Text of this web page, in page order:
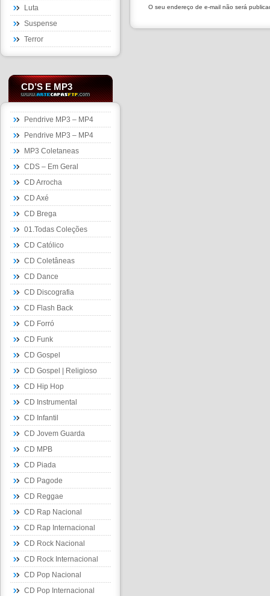
Luta
Suspense
Terror
CD’S E MP3
Pendrive MP3 – MP4
Pendrive MP3 – MP4
MP3 Coletaneas
CDS – Em Geral
CD Arrocha
CD Axé
CD Brega
01.Todas Coleções
CD Católico
CD Coletâneas
CD Dance
CD Discografia
CD Flash Back
CD Forró
CD Funk
CD Gospel
CD Gospel | Religioso
CD Hip Hop
CD Instrumental
CD Infantil
CD Jovem Guarda
CD MPB
CD Piada
CD Pagode
CD Reggae
CD Rap Nacional
CD Rap Internacional
CD Rock Nacional
CD Rock Internacional
CD Pop Nacional
CD Pop Internacional
O seu endereço de e-mail não será